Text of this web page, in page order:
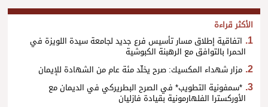
الأكثر قراءة
اتفاقية إطلاق مسار تأسيس فرع جديد لجامعة سيدة اللويزة في
الحمرا بالتوافق مع الرهبنة الكبوشية
مزار شهداء المكسيك: صرح يخلّد مئة عام من الشهادة للإيمان
*سمفونية التطويب* في الصرح البطريركي في الديمان مع
الأوركسترا الفلهارمونية بقيادة فازليان